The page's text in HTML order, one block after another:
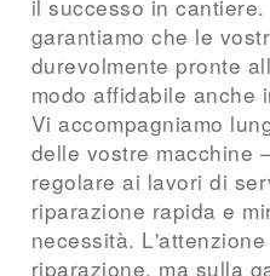
il successo in
garantiamo che le
durevolmente pronte
modo affidabile anche
Vi accompagniamo
delle vostre macchine
regolare ai lavori di
riparazione rapida e
necessità.
riparazione, ma sulla